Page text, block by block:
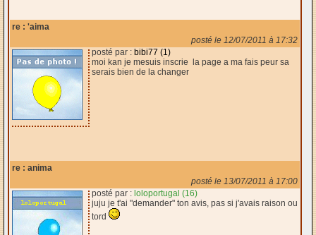
re : 'aima
posté le 12/07/2011 à 17:32
posté par : bibi77 (1)
moi kan je mesuis inscrie la page a ma fais peur sa
serais bien de la changer
re : anima
posté le 13/07/2011 à 17:00
posté par : loloportugal (16)
juju je t'ai "demander" ton avis, pas si j'avais raison ou
tord